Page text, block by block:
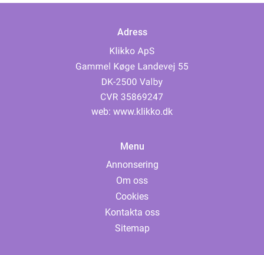
Adress
web: www.klikko.dk
Menu
Annonsering
Om oss
Cookies
Kontakta oss
Sitemap